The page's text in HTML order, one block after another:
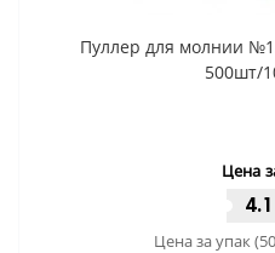
Пуллер для молнии
500шт/
Цена
4.1
Цена за упак